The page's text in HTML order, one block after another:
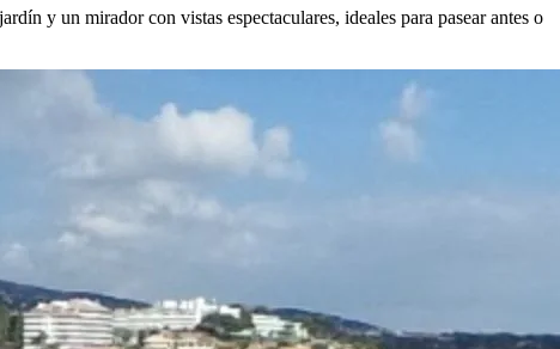
y un mirador con vistas espectaculares, ideales para pasear antes o